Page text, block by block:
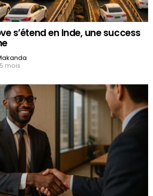
s’étend en Inde, une success
mois